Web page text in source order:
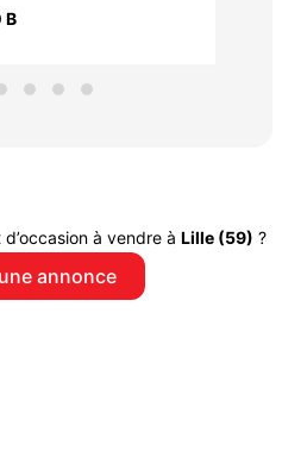
B
d’occasion à vendre à Lille (59) ?
annonce